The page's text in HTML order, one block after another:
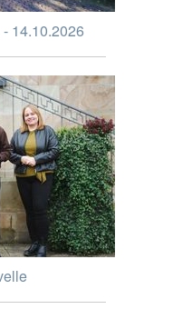
14.10.2026